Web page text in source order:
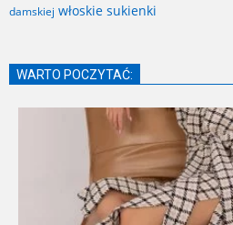
damskiej włoskie sukienki
WARTO POCZYTAĆ: